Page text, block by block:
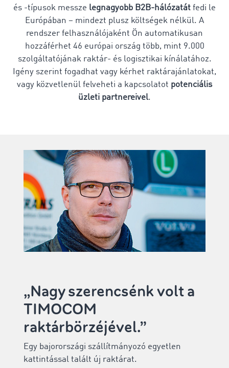
és -típusok messze legnagyobb B2B-hálózatát fedi le
Európában – mindezt plusz költségek nélkül. A
rendszer felhasználójaként Ön automatikusan
hozzáférhet 46 európai ország több, mint 9.000
szolgáltatójának raktár- és logisztikai kínálatához.
Igény szerint fogadhat vagy kérhet raktárajánlatokat,
vagy közvetlenül felveheti a kapcsolatot potenciális
üzleti partnereivel.
„Nagy szerencsénk volt a
TIMOCOM
raktárbörzéjével.”
Egy bajorországi szállítmányozó egyetlen
kattintással talált új raktárat.